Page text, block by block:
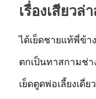
เรื่องเสียวล่
ได้เย็ดชายแท้พี่ข้า
ตกเป็นทาสกามช่
เย็ดตูดพ่อเลี้ยงเดี่ยว